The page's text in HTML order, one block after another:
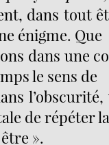
dans tout
énigme. Que
dans une
le sens de
de répéter
».